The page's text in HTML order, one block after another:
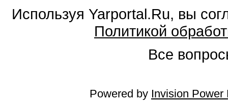
Используя Yarportal.Ru, вы
Политикой
Все
Powered by Invision Power